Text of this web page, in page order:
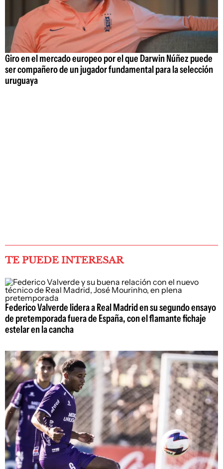
Giro en el mercado europeo por el que Darwin Núñez puede
ser compañero de un jugador fundamental para la selección
uruguaya
TE PUEDE INTERESAR
Federico Valverde lidera a Real Madrid en su segundo ensayo
de pretemporada fuera de España, con el flamante fichaje
estelar en la cancha